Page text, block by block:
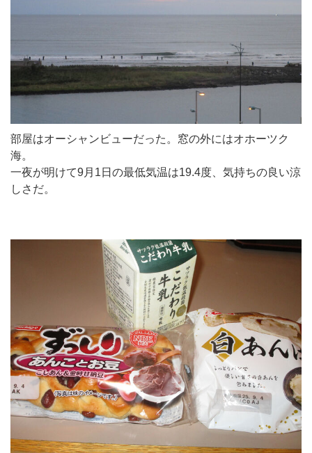
部屋はオーシャンビューだった。窓の外にはオホーツク
海。
一夜が明けて9月1日の最低気温は19.4度、気持ちの良い涼
しさだ。